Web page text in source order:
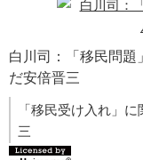
白川司：「移民問
だ安倍晋三
「移民受け入れ」
三